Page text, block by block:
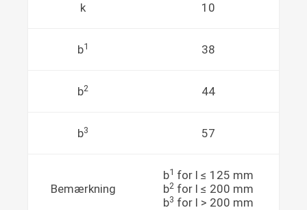
k 10
b1 38
b2 44
b3 57
Bemærkning
b1 for l ≤ 125 mm
b2 for l ≤ 200 mm
b3 for l > 200 mm